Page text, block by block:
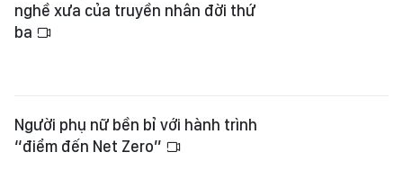
nghề xưa của truyền nhân đời thứ
ba
Người phụ nữ bền bỉ với hành trình
“điểm đến Net Zero”